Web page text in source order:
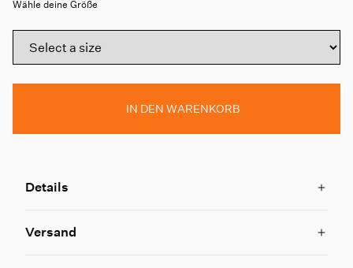
Wähle deine Größe
IN DEN WARENKORB
Details
Versand